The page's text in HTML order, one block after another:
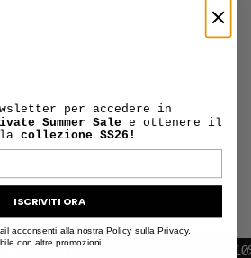
INFORMAZIONI
SU SPEDIZIONI
+
ISCRIVITI ALLA NEWSLETTER | 10% DI
per accedere in
Summer Sale e ottenere il
collezione SS26!
ISCRIVITI ORA
acconsenti alla nostra Policy sulla Privacy.
con altre promozioni.